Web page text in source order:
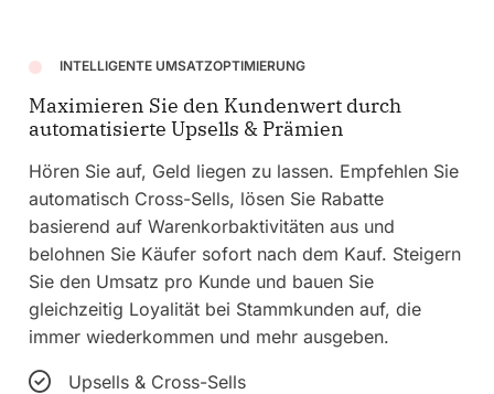
INTELLIGENTE UMSATZOPTIMIERUNG
Maximieren Sie den Kundenwert durch
automatisierte Upsells & Prämien
Hören Sie auf, Geld liegen zu lassen. Empfehlen Sie
automatisch Cross-Sells, lösen Sie Rabatte
basierend auf Warenkorbaktivitäten aus und
belohnen Sie Käufer sofort nach dem Kauf. Steigern
Sie den Umsatz pro Kunde und bauen Sie
gleichzeitig Loyalität bei Stammkunden auf, die
immer wiederkommen und mehr ausgeben.
Upsells & Cross-Sells